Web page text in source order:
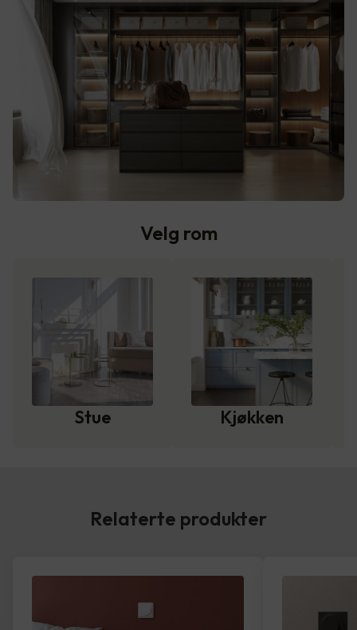
Velg rom
Stue Kjøkken
Relaterte produkter